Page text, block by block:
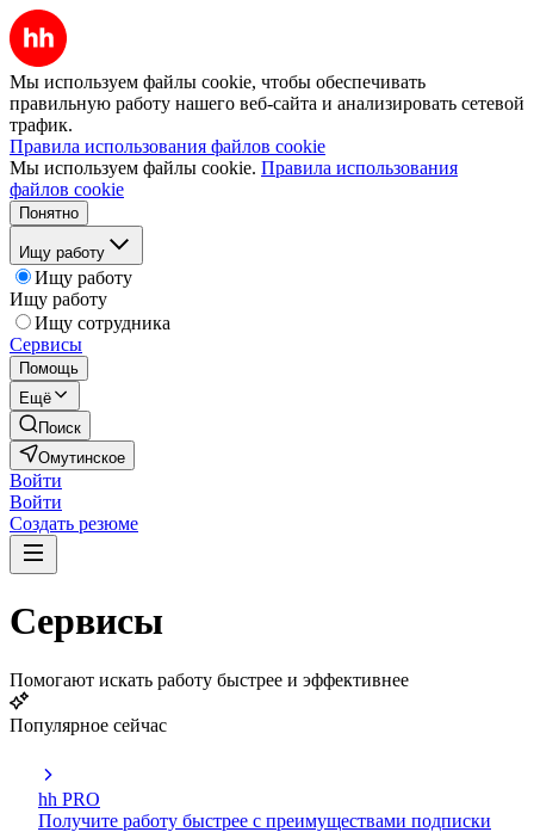
Мы используем файлы cookie, чтобы обеспечивать
правильную работу нашего веб-сайта и анализировать сетевой
трафик.
Правила использования файлов cookie
Мы используем файлы cookie. Правила использования
файлов cookie
Понятно
Ищу работу
Ищу работу
Ищу работу
Ищу сотрудника
Сервисы
Помощь
Ещё
Поиск
Омутинское
Войти
Войти
Создать резюме
Сервисы
Помогают искать работу быстрее и эффективнее
Популярное сейчас
hh PRO
Получите работу быстрее с преимуществами подписки